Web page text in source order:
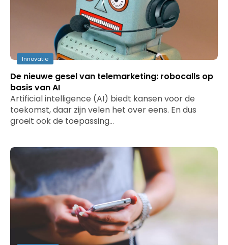
Innovatie
De nieuwe gesel van telemarketing: robocalls op
basis van AI
Artificial intelligence (AI) biedt kansen voor de
toekomst, daar zijn velen het over eens. En dus
groeit ook de toepassing…